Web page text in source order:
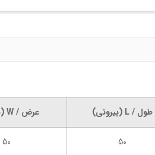
طول / L (بیرونی) عرض / W (بیرونی)
50
50